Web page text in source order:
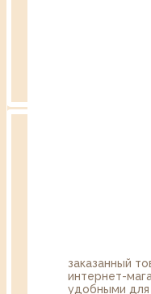
заказанный
интернет-
удобными для